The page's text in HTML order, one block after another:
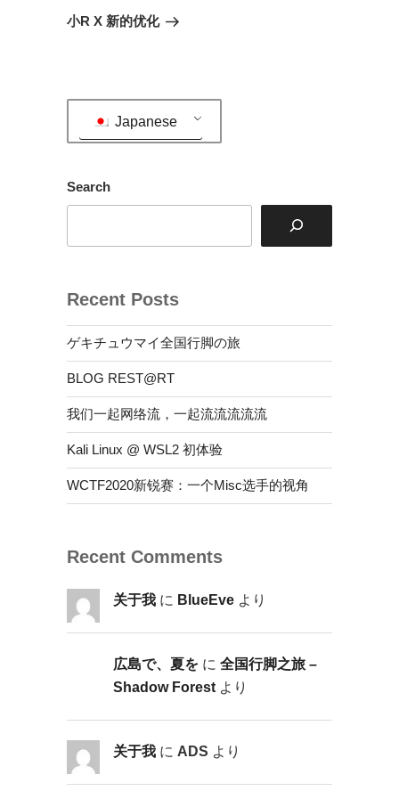
ゲ
の
小R X 新的优化
Japanese
Search
Recent Posts
ゲキチュウマイ全国行脚の旅
BLOG REST@RT
我们一起网络流，一起流流流流流
Kali Linux @ WSL2 初体验
WCTF2020新锐赛：一个Misc选手的视角
Recent Comments
关于我に BlueEveより
広島で、夏をに 全国行脚之旅 –
Shadow Forestより
关于我に ADS より